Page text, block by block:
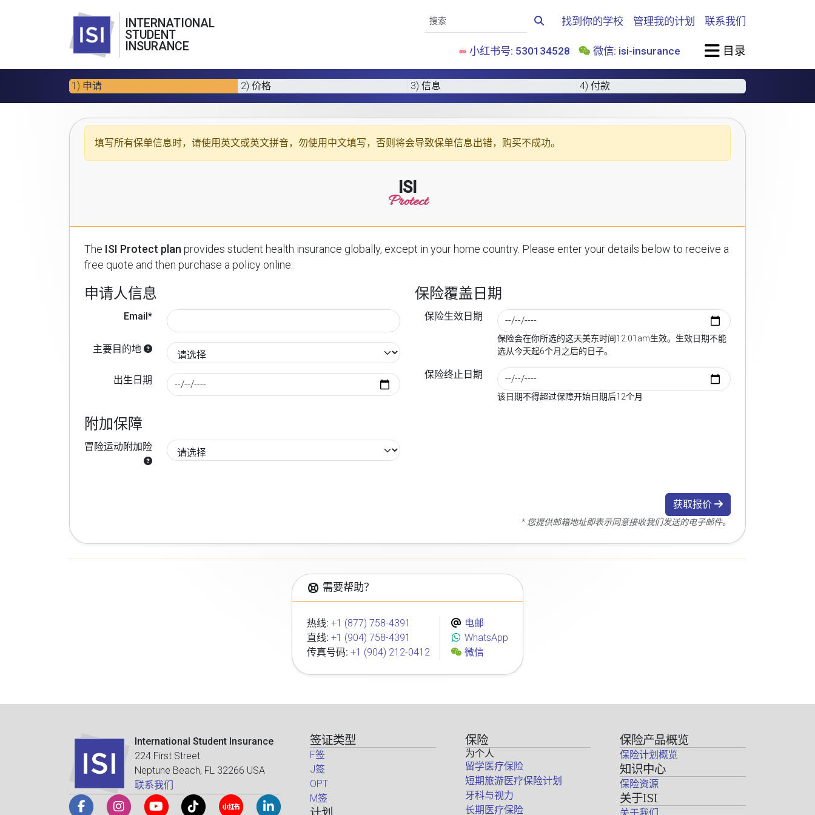
INTERNATIONAL
STUDENT
INSURANCE
找到你的学校 管理我的计划 联系我们
小红书号: 530134528 微信: isi-insurance 目录
1) 申请 2) 价格 3) 信息 4) 付款
填写所有保单信息时，请使用 英文或英文拼音，勿使用中文填写，否则将会导致保单信息出错，购买不成功。
ISI
Protect
The ISI Protect plan provides student health insurance globally, except in your home country. Please enter your details below to receive a
free quote and then purchase a policy online:
申请人信息
Email*
主要目的地
出生日期
保险覆盖日期
保险生效日期
保险会在你所选的这天美东时间12:01am生效。生效日期不能
选从今天起6个月之后的日子。
保险终止日期
该日期不得超过保障开始日期后12个月
附加保障
冒险运动附加险
获取报价
* 您提供邮箱地址即表示同意接收我们发送的电子邮件。
需要帮助？
热线: +1 (877) 758-4391
直线: +1 (904) 758-4391
传真号码: +1 (904) 212-0412
电邮
WhatsApp
微信
International Student Insurance
224 First Street
Neptune Beach, FL 32266 USA
联系我们
签证类型
F签
J签
OPT
M签
保险
为个人
留学医疗保险
短期旅游医疗保险计划
牙科与视力
长期医疗保险
保险产品概览
保险计划概览
知识中心
保险资源
关于ISI